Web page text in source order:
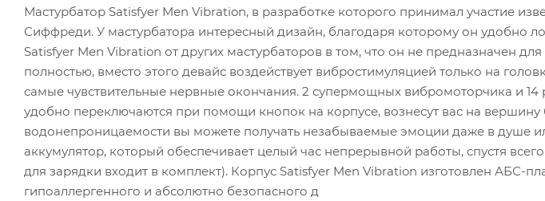
Мастурбатор Satisfyer Men Vibration, в разработке которого принимал участие
Сиффреди. У мастурбатора интересный дизайн, благодаря которому он удобно
Satisfyer Men Vibration от других мастурбаторов в том, что он не предназначен
полностью, вместо этого девайс воздействует вибростимуляцией только на
самые чувствительные нервные окончания. 2 супермощных вибромоторчика и
удобно переключаются при помощи кнопок на корпусе, вознесут вас на вершину
водонепроницаемости вы можете получать незабываемые эмоции даже в душе
аккумулятор, который обеспечивает целый час непрерывной работы, спустя
для зарядки входит в комплект). Корпус Satisfyer Men Vibration изготовлен АБС-
гипоаллергенного и абсолютно безопасного д